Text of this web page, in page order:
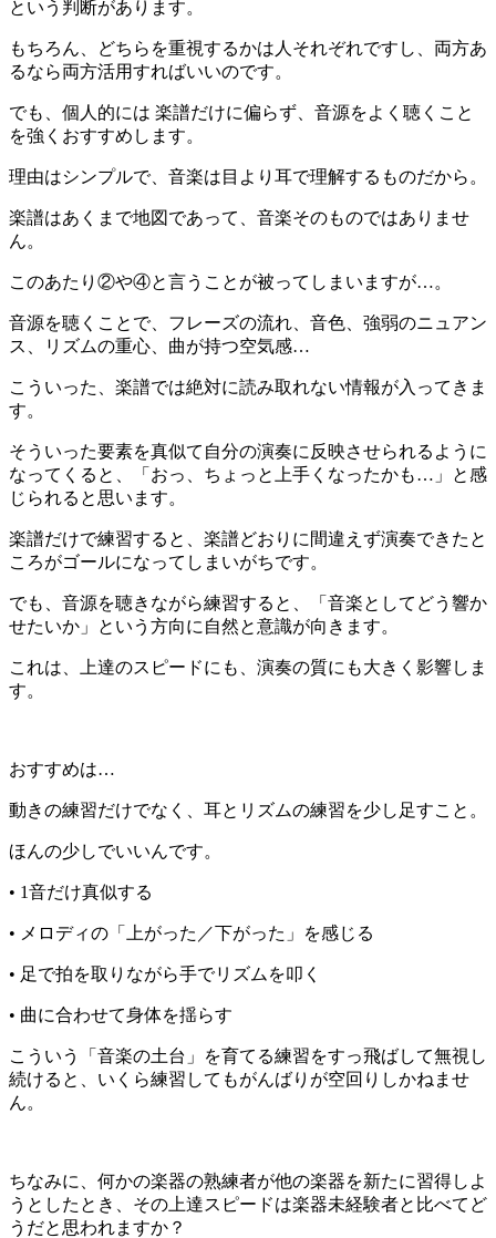
という判断があります。
もちろん、どちらを重視するかは人それぞれですし、両方あ
るなら両方活用すればいいのです。
でも、個人的には 楽譜だけに偏らず、音源をよく聴くこと
を強くおすすめします。
理由はシンプルで、音楽は目より耳で理解するものだから。
楽譜はあくまで地図であって、音楽そのものではありませ
ん。
このあたり②や④と言うことが被ってしまいますが…。
音源を聴くことで、フレーズの流れ、音色、強弱のニュアン
ス、リズムの重心、曲が持つ空気感…
こういった、楽譜では絶対に読み取れない情報が入ってきま
す。
そういった要素を真似て自分の演奏に反映させられるように
なってくると、「おっ、ちょっと上手くなったかも…」と感
じられると思います。
楽譜だけで練習すると、楽譜どおりに間違えず演奏できたと
ころがゴールになってしまいがちです。
でも、音源を聴きながら練習すると、「音楽としてどう響か
せたいか」という方向に自然と意識が向きます。
これは、上達のスピードにも、演奏の質にも大きく影響しま
す。
おすすめは…
動きの練習だけでなく、耳とリズムの練習を少し足すこと。
ほんの少しでいいんです。
• 1音だけ真似する
• メロディの「上がった／下がった」を感じる
• 足で拍を取りながら手でリズムを叩く
• 曲に合わせて身体を揺らす
こういう「音楽の土台」を育てる練習をすっ飛ばして無視し
続けると、いくら練習してもがんばりが空回りしかねませ
ん。
ちなみに、何かの楽器の熟練者が他の楽器を新たに習得しよ
うとしたとき、その上達スピードは楽器未経験者と比べてど
うだと思われますか？